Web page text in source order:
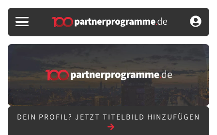
DEIN PROFIL? JETZT TITELBILD HINZUFÜGEN